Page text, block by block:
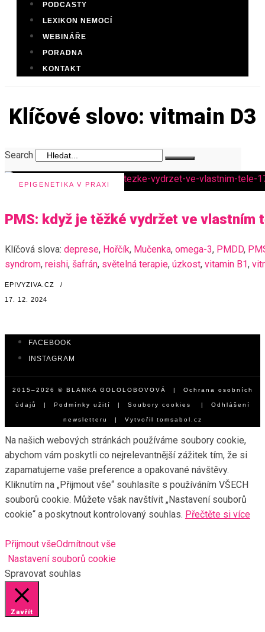
PODCASTY
LEXIKON NEMOCÍ
WEBINÁŘE
PORADNA
KONTAKT
Klíčové slovo: vitmain D3
Search
EPIGENETIKA V PRAXI
PMS: když je těžké vydržet ve vlastním
Klíčová slova: deprese, Hořčík, Mučenka, omega-3, PMDD,
syndrom, reishi, šafrán, světelná terapie, úzkost, vitamin B1,
EPIVYZIVA.CZ /
17. 12. 2024
FACEBOOK
INSTAGRAM
2015–2026 © BLANKA GOLOLOBOVOVÁ | Ochrana osobních
údajů | Podmínky užití | Soubory cookies | Odhlášení
newsletteru | Vytvořil tomsabol.cz
Na našich webových stránkách používáme soubory cookie,
abychom vám poskytli co nejrelevantnější zážitek tím, že si
zapamatujeme vaše preference a opakované návštěvy.
Kliknutím na „Přijmout vše“ souhlasíte s používáním VŠECH
souborů cookie. Můžete však navštívit „Nastavení souborů
cookie“ a poskytnout kontrolovaný souhlas. Přečtěte si více
Přijmout všeOdmítnout vše
Nastavení souborů cookie
Spravovat souhlas
Zavřít